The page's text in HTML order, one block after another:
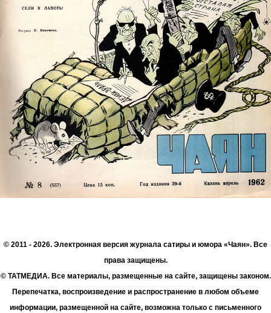
© 2011 - 2026. Электронная версия журнала сатиры и юмора «Чаян». Все
права защищены.
© ТАТМЕДИА. Все материалы, размещенные на сайте, защищены законом.
Перепечатка, воспроизведение и распространение в любом объеме
информации, размещенной на сайте, возможна только с письменного